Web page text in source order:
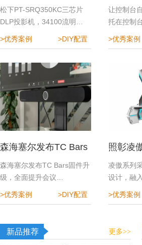
芯片DLP投影机
松下PT-SRQ350KC三芯片
DLP投影机，34100流明…
>优秀案例 >DIY配置
指挥中
让控制台
托在控制
>优秀案例
森海塞尔发布TC Bars
固件升级，全面提升会
议体验
森海塞尔发布TC Bars固件升
级，全面提升会议…
>优秀案例 >DIY配置
照彰凌
凌傲系列
设计，融
>优秀案例
新品推荐 更多>>